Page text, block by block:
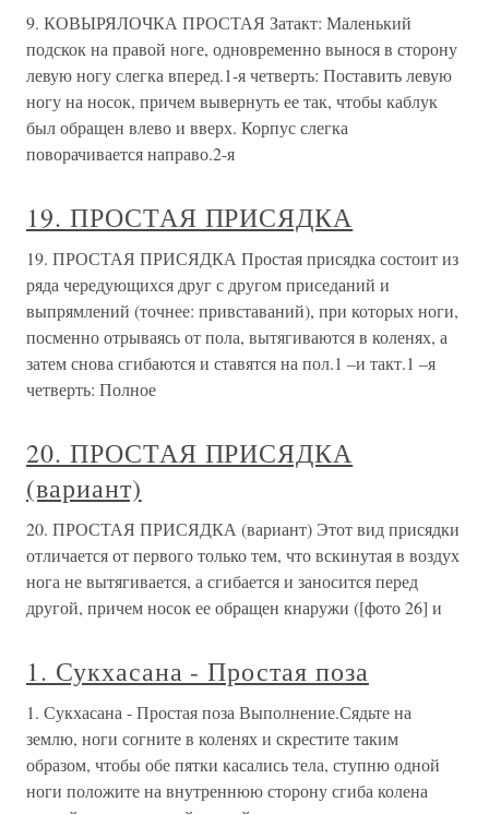
9. КОВЫРЯЛОЧКА ПРОСТАЯ Затакт: Маленький
подскок на правой ноге, одновременно вынося в сторону
левую ногу слегка вперед.1-я четверть: Поставить левую
ногу на носок, причем вывернуть ее так, чтобы каблук
был обращен влево и вверх. Корпус слегка
поворачивается направо.2-я
19. ПРОСТАЯ ПРИСЯДКА
19. ПРОСТАЯ ПРИСЯДКА Простая присядка состоит из
ряда чередующихся друг с другом приседаний и
выпрямлений (точнее: привставаний), при которых ноги,
посменно отрываясь от пола, вытягиваются в коленях, а
затем снова сгибаются и ставятся на пол.1 –и такт.1 –я
четверть: Полное
20. ПРОСТАЯ ПРИСЯДКА
(вариант)
20. ПРОСТАЯ ПРИСЯДКА (вариант) Этот вид присядки
отличается от первого только тем, что вскинутая в воздух
нога не вытягивается, а сгибается и заносится перед
другой, причем носок ее обращен кнаружи ([фото 26] и
1. Сукхасана - Простая поза
1. Сукхасана - Простая поза Выполнение.Сядьте на
землю, ноги согните в коленях и скрестите таким
образом, чтобы обе пятки касались тела, ступню одной
ноги положите на внутреннюю сторону сгиба колена